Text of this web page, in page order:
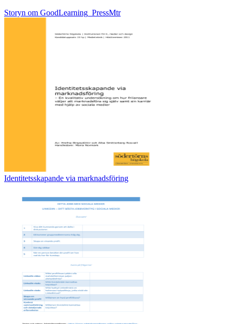
Storyn om GoodLearning_PressMtr
Identitetsskapande via marknadsföring